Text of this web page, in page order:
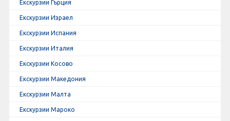
Екскурзии Гърция
Екскурзии Израел
Екскурзии Испания
Екскурзии Италия
Екскурзии Косово
Екскурзии Македония
Екскурзии Малта
Екскурзии Мароко